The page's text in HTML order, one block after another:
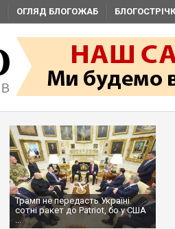
ОГЛЯД БЛОГОЖАБ
Трамп не передасть Україні
сотні ракет до Patriot, бо у США
...